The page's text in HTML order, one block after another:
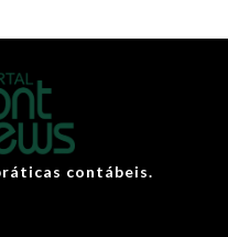
contábeis.